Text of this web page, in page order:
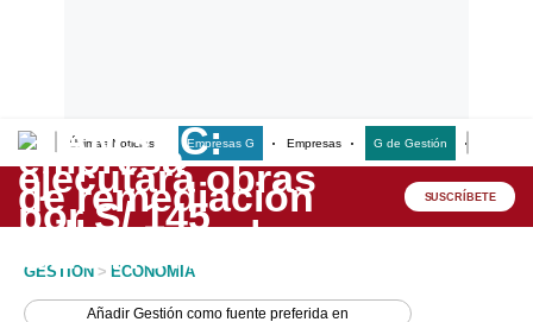
Últimas Noticias Empresas G Empresas G de Gestión
Lo último
Peru Quiosco SUSCRÍBETE
GESTION > ECONOMIA
AñadirGestión como fuente preferida en